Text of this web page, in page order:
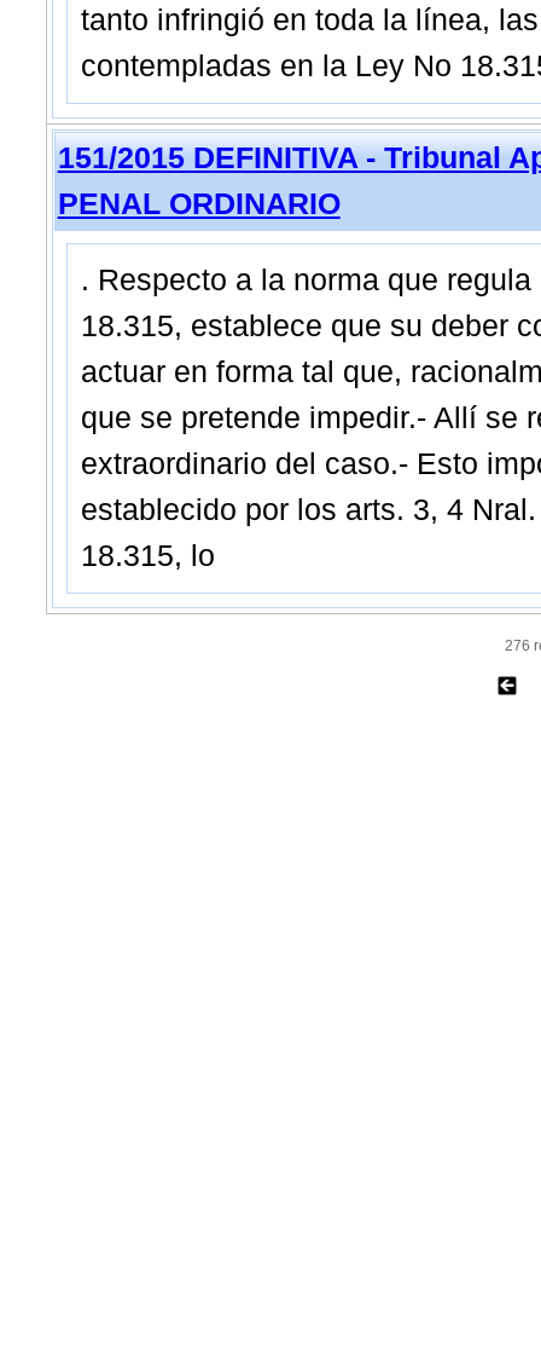
tanto infringió en toda la línea,
contempladas en la Ley No
151/2015 DEFINITIVA - Tribunal
PENAL ORDINARIO
. Respecto a la norma que
18.315, establece que su deber
actuar en forma tal que,
que se pretende impedir.- Allí se
extraordinario del caso.- Esto
establecido por los arts. 3, 4
18.315, lo
276